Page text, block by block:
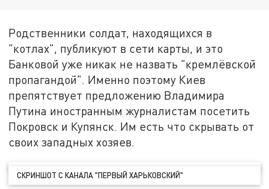
Родственники солдат, находящихся в
"котлах", публикуют в сети карты, и это
Банковой уже никак не назвать "кремлёвской
пропагандой". Именно поэтому Киев
препятствует предложению Владимира
Путина иностранным журналистам посетить
Покровск и Купянск. Им есть что скрывать от
своих западных хозяев.
СКРИНШОТ С КАНАЛА "ПЕРВЫЙ ХАРЬКОВСКИЙ"